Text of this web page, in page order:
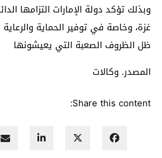
وبذلك تؤكد دولة الإمارات التزامها
غزة، وخاصة في توفير الحماية
ظل الظروف الصعبة التي يعيشونها
المصدر. وكالات
Share this content: